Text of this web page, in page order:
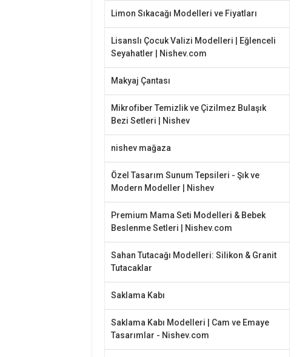
Limon Sıkacağı Modelleri ve Fiyatları
Lisanslı Çocuk Valizi Modelleri | Eğlenceli
Seyahatler | Nishev.com
Makyaj Çantası
Mikrofiber Temizlik ve Çizilmez Bulaşık
Bezi Setleri | Nishev
nishev mağaza
Özel Tasarım Sunum Tepsileri - Şık ve
Modern Modeller | Nishev
Premium Mama Seti Modelleri & Bebek
Beslenme Setleri | Nishev.com
Sahan Tutacağı Modelleri: Silikon & Granit
Tutacaklar
Saklama Kabı
Saklama Kabı Modelleri | Cam ve Emaye
Tasarımlar - Nishev.com